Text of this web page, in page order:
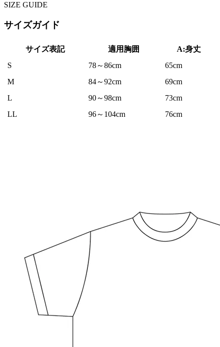
SIZE GUIDE
サイズガイド
サイズ表記 適用胸囲
A:身丈
S
78～86cm
65cm
M
84～92cm
69cm
L
90～98cm
73cm
LL
96～104cm 76cm